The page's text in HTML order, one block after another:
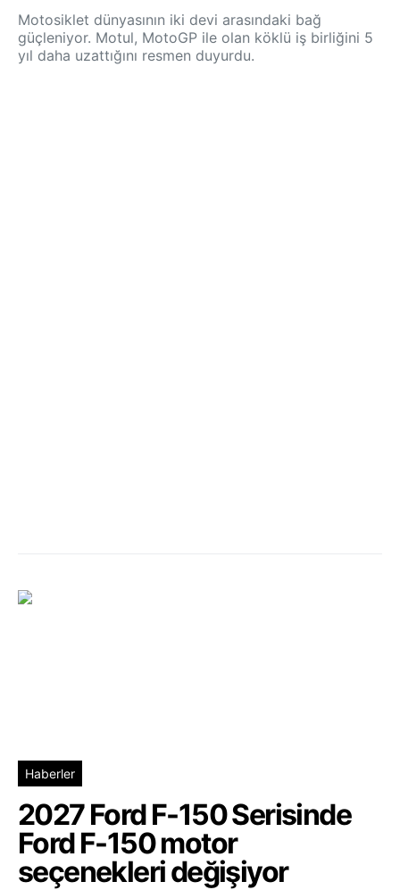
Motosiklet dünyasının iki devi arasındaki bağ
güçleniyor. Motul, MotoGP ile olan köklü iş birliğini 5
yıl daha uzattığını resmen duyurdu.
Haberler
2027 Ford F-150 Serisinde
Ford F-150 motor
seçenekleri değişiyor